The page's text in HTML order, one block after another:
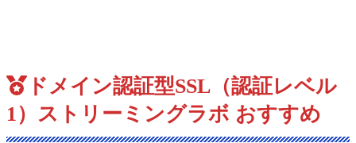
ドメイン認証型SSL（認証レベル
1）ストリーミングラボ おすすめ